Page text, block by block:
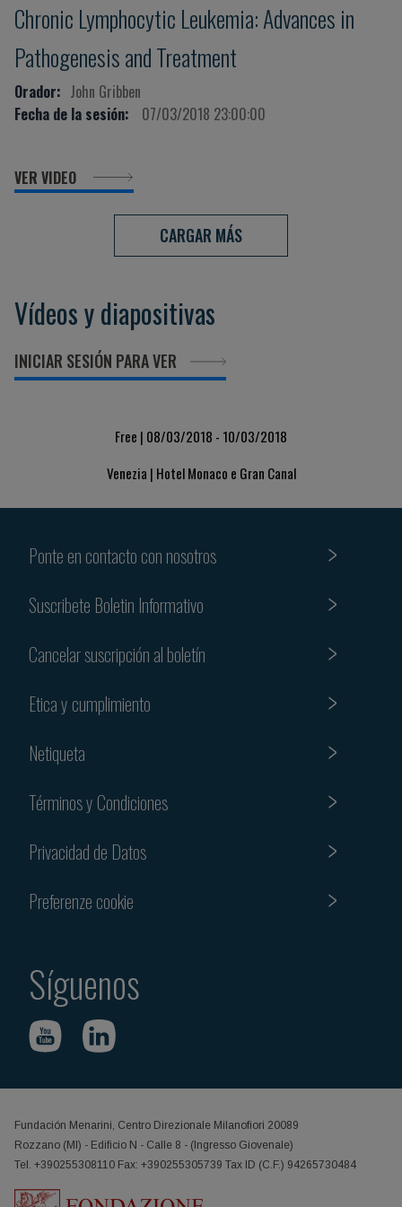
Chronic Lymphocytic Leukemia: Advances in
Pathogenesis and Treatment
Orador: John Gribben
Fecha de la sesión:
07/03/2018 23:00:00
VER VIDEO
CARGAR MÁS
Vídeos y diapositivas
INICIAR SESIÓN PARA VER
Free | 08/03/2018 - 10/03/2018
Venezia | Hotel Monaco e Gran Canal
Ponte en contacto con nosotros
Suscribete Boletin Informativo
Cancelar suscripción al boletín
Etica y cumplimiento
Netiqueta
Términos y Condiciones
Privacidad de Datos
Preferenze cookie
Síguenos
Fundación Menarini, Centro Direzionale Milanofiori 20089
Rozzano (MI) - Edificio N - Calle 8 - (Ingresso Giovenale)
Tel. +390255308110 Fax: +390255305739 Tax ID (C.F.) 94265730484